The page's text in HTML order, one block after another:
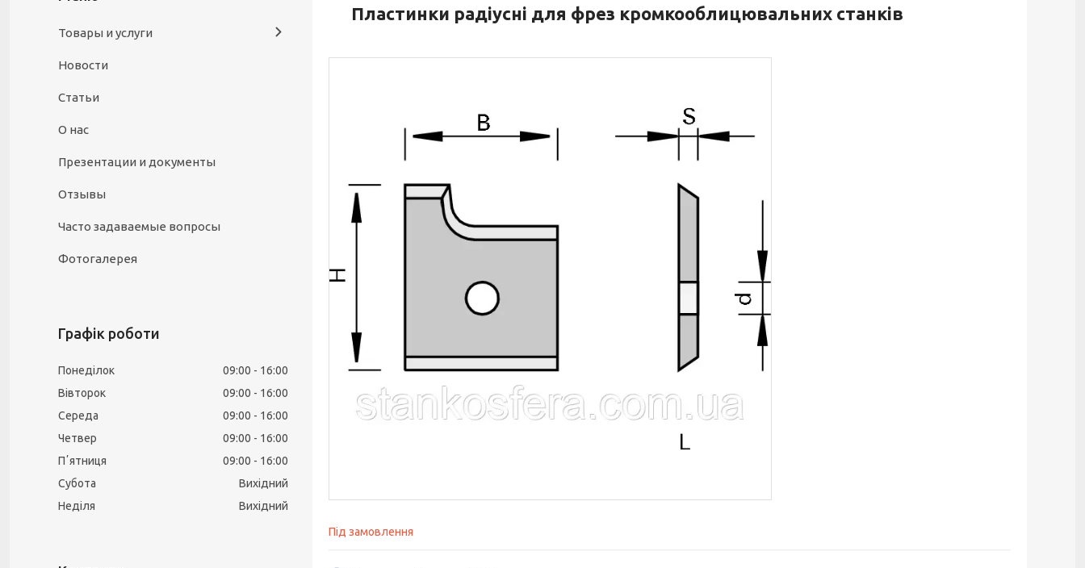
Пластинки радіусні для фрез кромкооблицювальних станків
Під замовлення
Товары и услуги
Новости
Статьи
О нас
Презентации и документы
Отзывы
Часто задаваемые вопросы
Фотогалерея
Графік роботи
Понеділок 09:00
16:00
Вівторок
09:00
16:00
Середа
09:00
16:00
Четвер
09:00
16:00
Пʼятниця
09:00
16:00
Субота
Вихідний
Неділя
Вихідний